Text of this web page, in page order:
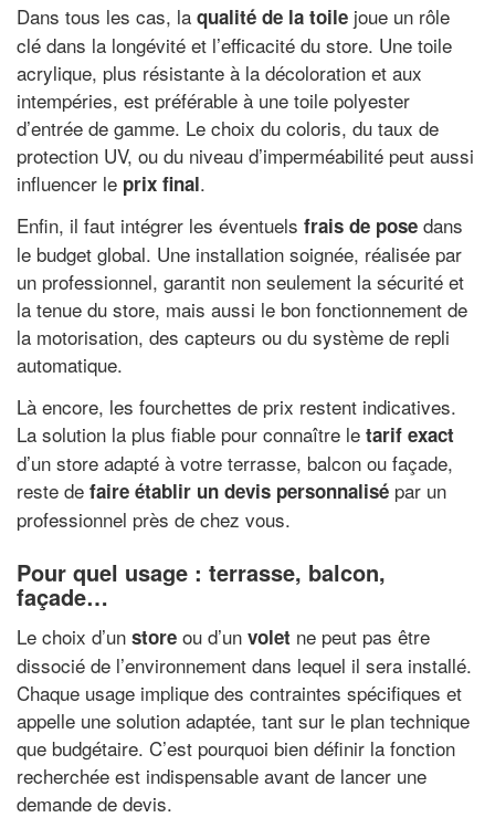
Dans tous les cas, la qualité de la toile joue un rôle
clé dans la longévité et l’efficacité du store. Une toile
acrylique, plus résistante à la décoloration et aux
intempéries, est préférable à une toile polyester
d’entrée de gamme. Le choix du coloris, du taux de
protection UV, ou du niveau d’imperméabilité peut aussi
influencer le prix final.
Enfin, il faut intégrer les éventuels frais de pose dans
le budget global. Une installation soignée, réalisée par
un professionnel, garantit non seulement la sécurité et
la tenue du store, mais aussi le bon fonctionnement de
la motorisation, des capteurs ou du système de repli
automatique.
Là encore, les fourchettes de prix restent indicatives.
La solution la plus fiable pour connaître le tarif exact
d’un store adapté à votre terrasse, balcon ou façade,
reste de faire établir un devis personnalisé par un
professionnel près de chez vous.
Pour quel usage : terrasse, balcon,
façade…
Le choix d’un store ou d’un volet ne peut pas être
dissocié de l’environnement dans lequel il sera installé.
Chaque usage implique des contraintes spécifiques et
appelle une solution adaptée, tant sur le plan technique
que budgétaire. C’est pourquoi bien définir la fonction
recherchée est indispensable avant de lancer une
demande de devis.